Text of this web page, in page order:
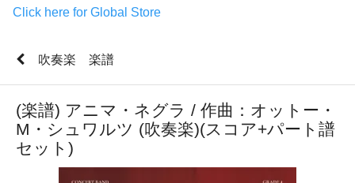
Click here for Global Store
吹奏楽 楽譜
(楽譜) アニマ・ネグラ / 作曲：オットー・
M・シュワルツ (吹奏楽)(スコア+パート譜
セット)